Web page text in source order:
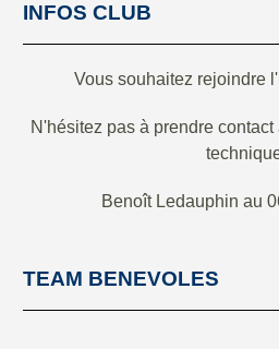
INFOS CLUB
Vous souhaitez rejoindre
N'hésitez pas à prendre
Benoît Ledauphin au
TEAM BENEVOLES